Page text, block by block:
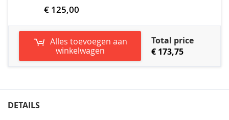
€ 125,00
Alles toevoegen aan
winkelwagen
Total price
€ 173,75
DETAILS